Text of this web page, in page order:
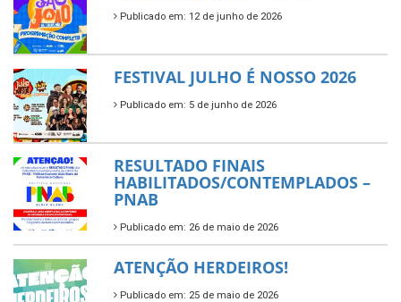
Publicado em: 12 de junho de 2026
FESTIVAL JULHO É NOSSO 2026
Publicado em: 5 de junho de 2026
RESULTADO FINAIS
HABILITADOS/CONTEMPLADOS –
PNAB
Publicado em: 26 de maio de 2026
ATENÇÃO HERDEIROS!
Publicado em: 25 de maio de 2026